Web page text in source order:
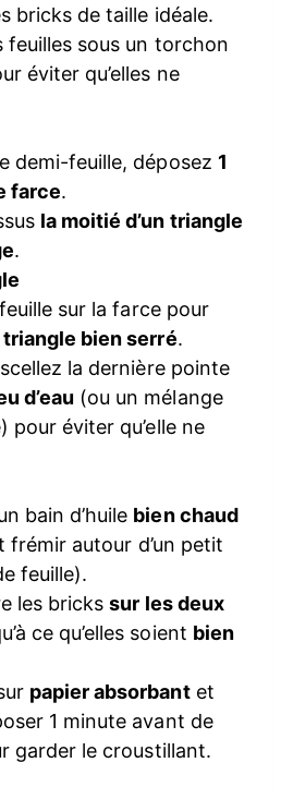
bricks de taille idéale.
feuilles sous un torchon
éviter qu’elles ne
demi-feuille, déposez 1
farce.
la moitié d’un triangle
.
sur la farce pour
triangle bien serré.
la dernière pointe
d’eau (ou un mélange
pour éviter qu’elle ne
bain d’huile bien chaud
frémir autour d’un petit
feuille).
les brickssur les deux
ce qu’elles soient bien
papier absorbantet
1 minute avant de
garder le croustillant.